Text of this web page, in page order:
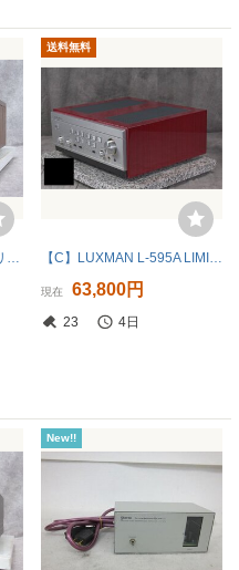
【J】LUXMAN SQ606 プリメインアンプ ラックスマン 3347085
送料無料
【C】LUXMAN L-595A LIMITED プリメインアンプ ラックスマン 3322896【送料無料!!】
現在 63,800円
23 4日
New!!